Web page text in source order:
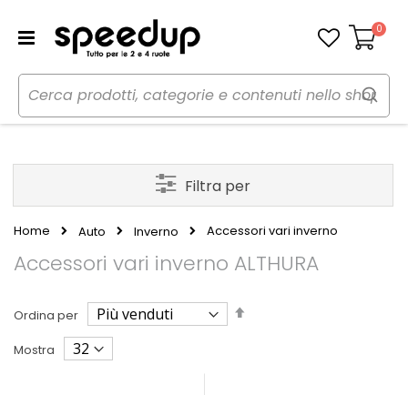
Carrello
0
Home Auto Inverno Accessori vari inverno
Accessori vari inverno ALTHURA
Ordina per
Imposta
Mostra
Filtra per